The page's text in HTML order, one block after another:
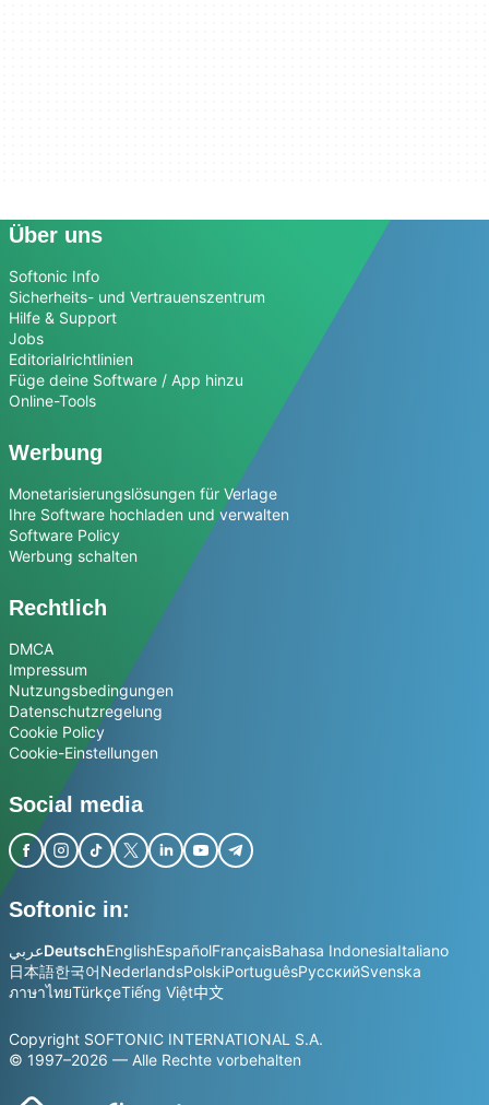
Über uns
Softonic Info
Sicherheits- und Vertrauenszentrum
Hilfe & Support
Jobs
Editorialrichtlinien
Füge deine Software / App hinzu
Online-Tools
Werbung
Monetarisierungslösungen für Verlage
Ihre Software hochladen und verwalten
Software Policy
Werbung schalten
Rechtlich
DMCA
Impressum
Nutzungsbedingungen
Datenschutzregelung
Cookie Policy
Cookie-Einstellungen
Social media
Softonic in:
عربيDeutschEnglishEspañolFrançaisBahasa IndonesiaItaliano
日本語한국어NederlandsPolskiPortuguêsРусскийSvenska
ภาษาไทยTürkçeTiếng Việt中文
Copyright SOFTONIC INTERNATIONAL S.A.
© 1997–2026 — Alle Rechte vorbehalten